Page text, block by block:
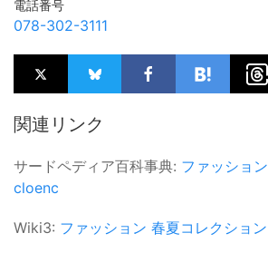
電話番号
078-302-3111
関連リンク
サードペディア百科事典: ファッション
cloenc
Wiki3: ファッション 春夏コレクション